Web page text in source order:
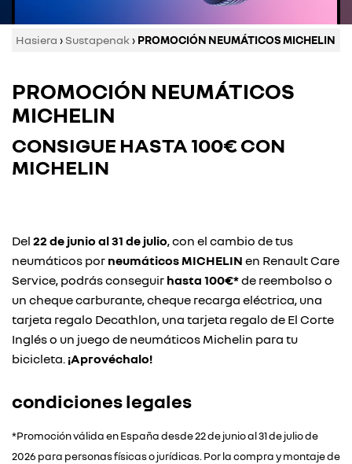
Hasiera › Sustapenak› PROMOCIÓN NEUMÁTICOS MICHELIN
PROMOCIÓN NEUMÁTICOS
MICHELIN
CONSIGUE HASTA100€ CON
MICHELIN
Del 22 de junio al 31 de julio, con el cambio de tus
neumáticos por neumáticos MICHELIN en Renault Care
Service, podrás conseguir hasta 100€*de reembolso o
un cheque carburante, cheque recarga eléctrica, una
tarjeta regalo Decathlon, una tarjeta regalo de El Corte
Inglés o un juego de neumáticos Michelin para tu
bicicleta. ¡Aprovéchalo!
condiciones legales
*Promoción válida en España desde 22 de junio al 31 de julio de
2026 para personas físicas o jurídicas. Por la compra y montaje de